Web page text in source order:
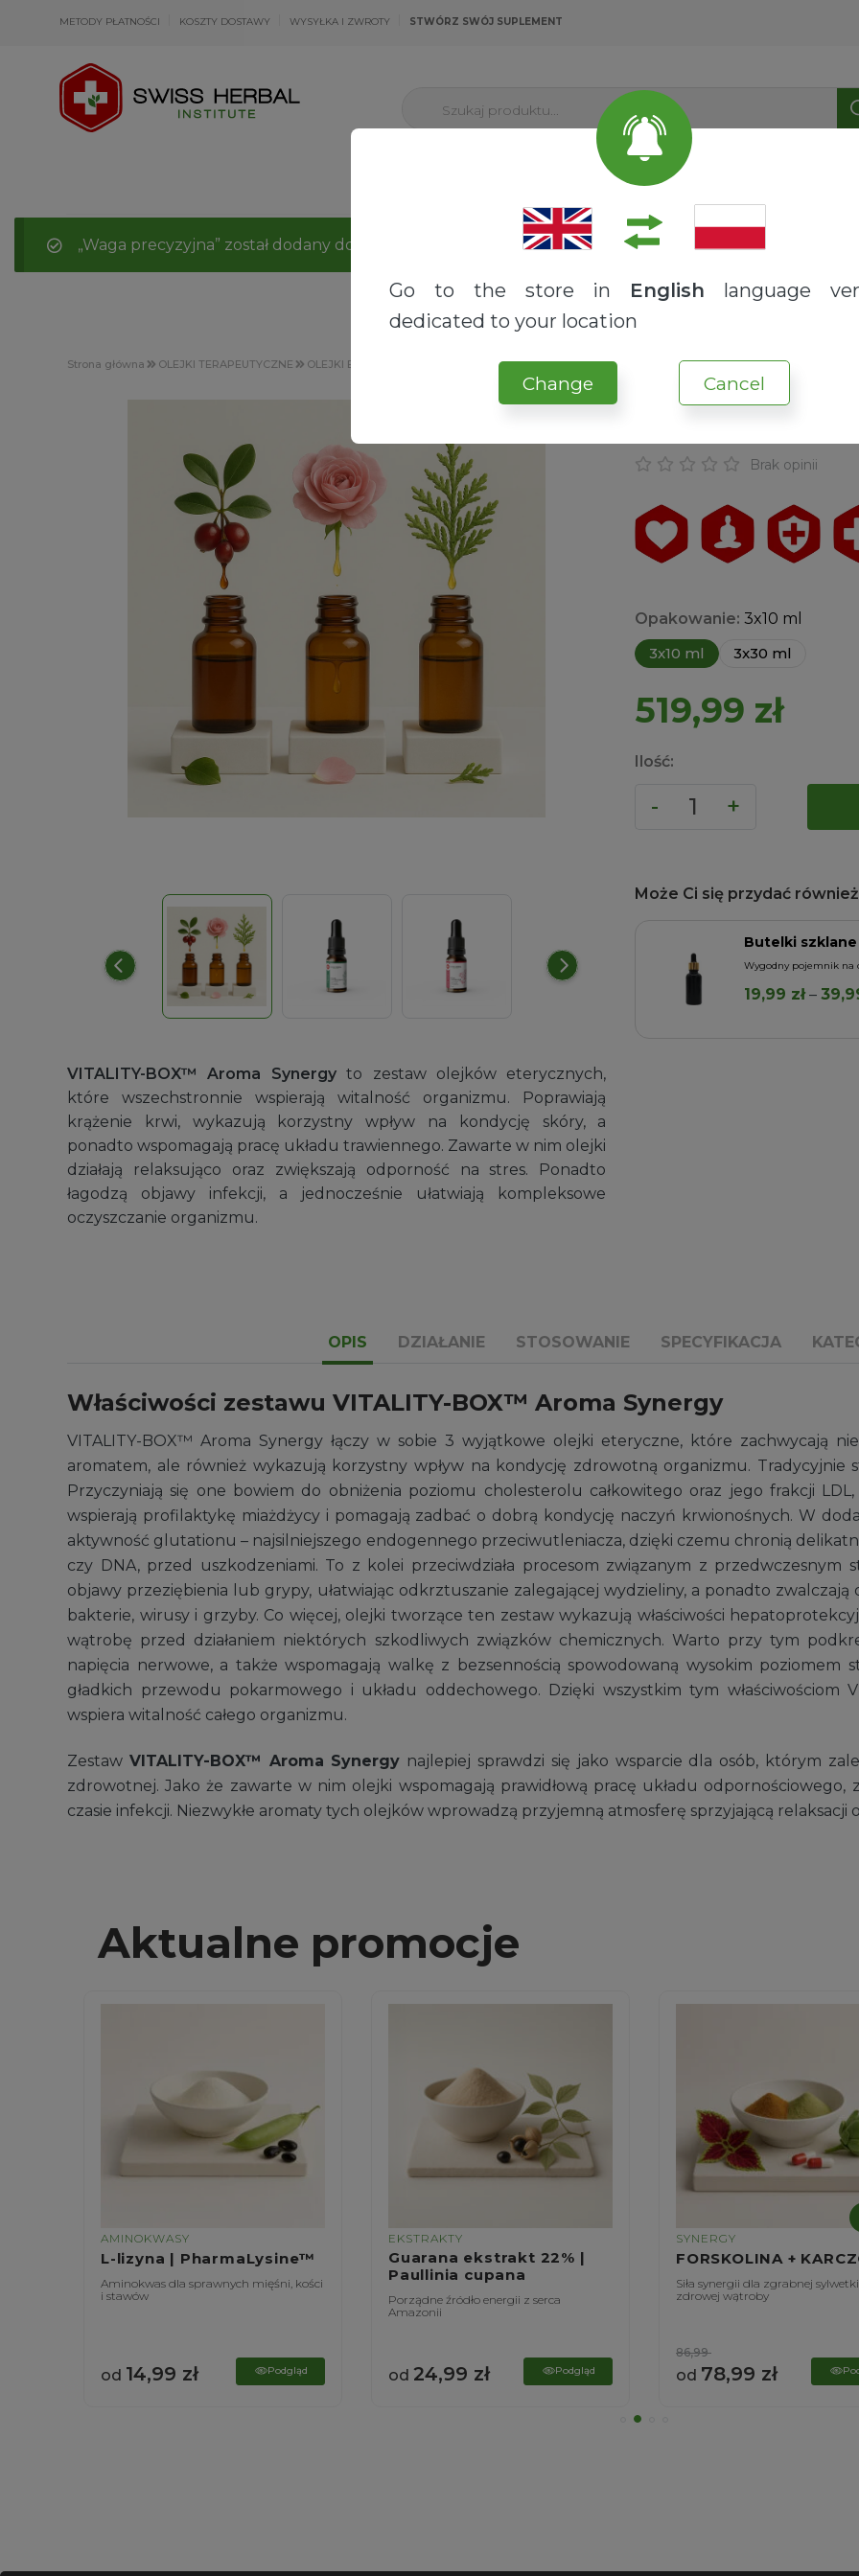
Go to the store in English language
dedicated to your location
Change Cancel
METODY PŁATNOŚCI KOSZTY DOSTAWY WYSYŁKA I ZWROTY STWÓRZ SWÓJ SUPLEMENT
Szukaj produktu...
USŁUGI
„Waga precyzyjna” został dodany do koszyka.
Strona główna OLEJKI TERAPEUTYCZNE OLEJKI ETERYCZNE VITALITY-BOX™ Aroma Synergy
VITALITY-BOX™ Aroma Synergyto zestaw olejków eterycznych,
które wszechstronnie wspierają witalność organizmu. Poprawiają
krążenie krwi, wykazują korzystny wpływ na
kondycję skóry, a
ponadto wspomagają pracę układu trawiennego. Zawarte w nim olejki
działają relaksująco oraz zwiększają odporność na stres. Ponadto
łagodzą objawy infekcji, a jednocześnie ułatwiają kompleksowe
oczyszczanie organizmu.
OLEJKI TERAPEUTYCZNE
VITALITY-BOX™
Brak opinii
Opakowanie: 3x10 ml
3x10 ml
3x30 ml
519,99 zł
Ilość:
Może Ci się przydać
Maseczki higieniczne
Niezbędne w laboratorium dla zachowania higieny
9,99
Butelki
Wygodny pojemnik na
19,99 zł –
OPIS DZIAŁANIE STOSOWANIE SPECYFIKACJA
Właściwości zestawu VITALITY-BOX™ Aroma Synergy
VITALITY-BOX™ Aroma Synergy łączy w sobie 3 wyjątkowe olejki eteryczne, które zachwycają
aromatem, ale również wykazują korzystny wpływ na kondycję zdrowotną organizmu. Tradycyjnie
Przyczyniają się one bowiem do obniżenia poziomu cholesterolu całkowitego oraz jego frakcji
wspierają profilaktykę miażdżycy i pomagają zadbać o dobrą kondycję naczyń krwionośnych. W
aktywność glutationu – najsilniejszego endogennego przeciwutleniacza, dzięki czemu chronią
czy DNA, przed uszkodzeniami. To z kolei przeciwdziała procesom związanym z przedwczesnym
objawy przeziębienia lub grypy, ułatwiając odkrztuszanie zalegającej wydzieliny, a ponadto
bakterie, wirusy i grzyby. Co więcej, olejki tworzące ten zestaw wykazują właściwości
wątrobę przed działaniem niektórych szkodliwych związków chemicznych. Warto przy tym
napięcia nerwowe, a także wspomagają walkę z bezsennością spowodowaną wysokim poziomem
gładkich przewodu pokarmowego i układu oddechowego. Dzięki wszystkim tym właściwościom
wspiera witalność całego organizmu.
Zestaw VITALITY-BOX™ Aroma Synergy najlepiej sprawdzi się jako wsparcie dla osób, którym
zdrowotnej. Jako że zawarte w nim olejki wspomagają prawidłową pracę układu
czasie infekcji. Niezwykłe aromaty tych olejków wprowadzą przyjemną atmosferę sprzyjającą
Aktualne promocje
AMINOKWASY
L-lizyna | PharmaLysine™
Aminokwas dla sprawnych mięśni, kości
i stawów
od 14,99 zł Podgląd
EKSTRAKTY
Guarana ekstrakt 22% |
Paullinia cupana
Porządne źródło energii z serca
Amazonii
od 24,99 zł Podgląd
SYNERGY
FORSKOLINA +
Siła synergii dla zgrabnej
zdrowej wątroby
od 78,99 zł
86,99